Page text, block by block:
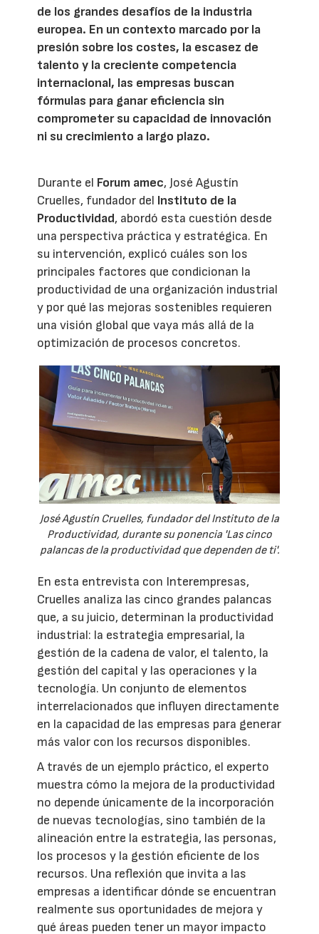
de los grandes desafíos de la industria
europea. En un contexto marcado por la
presión sobre los costes, la escasez de
talento y la creciente competencia
internacional, las empresas buscan
fórmulas para ganar eficiencia sin
comprometer su capacidad de innovación
ni su crecimiento a largo plazo.
Durante el Forum amec, José Agustín
Cruelles, fundador del Instituto de la
Productividad, abordó esta cuestión desde
una perspectiva práctica y estratégica. En
su intervención, explicó cuáles son los
principales factores que condicionan la
productividad de una organización industrial
y por qué las mejoras sostenibles requieren
una visión global que vaya más allá de la
optimización de procesos concretos.
José Agustín Cruelles, fundador del Instituto de la
Productividad, durante su ponencia 'Las cinco
palancas de la productividad que dependen de ti'.
En esta entrevista con Interempresas,
Cruelles analiza las cinco grandes palancas
que, a su juicio, determinan la productividad
industrial: la estrategia empresarial, la
gestión de la cadena de valor, el talento, la
gestión del capital y las operaciones y la
tecnología. Un conjunto de elementos
interrelacionados que influyen directamente
en la capacidad de las empresas para generar
más valor con los recursos disponibles.
A través de un ejemplo práctico, el experto
muestra cómo la mejora de la productividad
no depende únicamente de la incorporación
de nuevas tecnologías, sino también de la
alineación entre la estrategia, las personas,
los procesos y la gestión eficiente de los
recursos. Una reflexión que invita a las
empresas a identificar dónde se encuentran
realmente sus oportunidades de mejora y
qué áreas pueden tener un mayor impacto